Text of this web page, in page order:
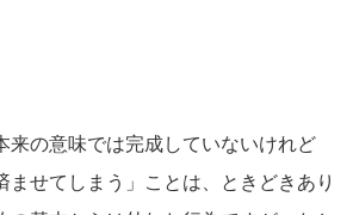
の意味では完成していないけれど
せてしまう」ことは、ときどきあり